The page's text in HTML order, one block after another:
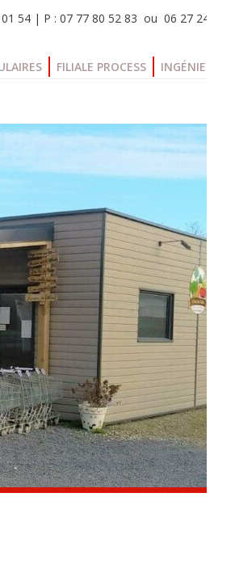
54 | P : 07 77 80 52 83 ou 06 27 24 36 34
FILIALE PROCESS INGÉNIERIE